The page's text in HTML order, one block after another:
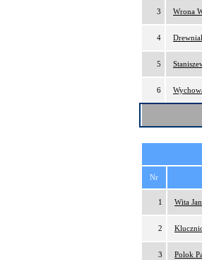
3 Wrona
4
5
6
Nr
1 Wita
2
3 Polok